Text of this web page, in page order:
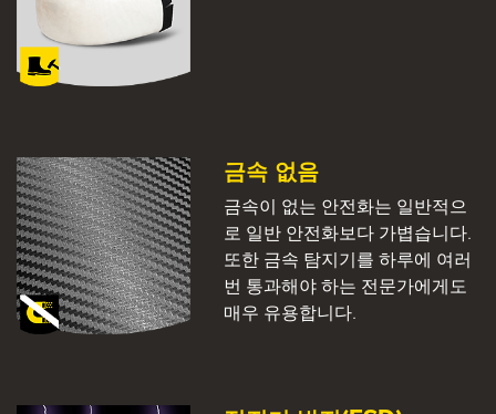
금속 없음
금속이 없는 안전화는 일반적으
로 일반 안전화보다 가볍습니다.
또한 금속 탐지기를 하루에 여러
번 통과해야 하는 전문가에게도
매우 유용합니다.